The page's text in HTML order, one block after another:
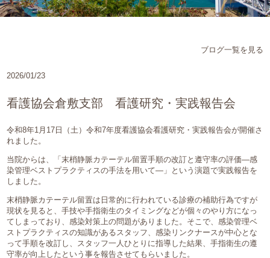
お知らせ
NEWS
採用情報
ブログ一覧を見る
2026/01/23
看護協会倉敷支部 看護研究・実践報告会
令和8年1月17日（土）令和7年度看護協会看護研究・実践報告会が開催さ
れました。
当院からは、「末梢静脈カテーテル留置手順の改訂と遵守率の評価―感
染管理ベストプラクティスの手法を用いて―」という演題で実践報告を
しました。
末梢静脈カテーテル留置は日常的に行われている診療の補助行為ですが
現状を見ると、手技や手指衛生のタイミングなどが個々のやり方になっ
てしまっており、感染対策上の問題がありました。そこで、感染管理ベ
ストプラクティスの知識があるスタッフ、感染リンクナースが中心とな
って手順を改訂し、スタッフ一人ひとりに指導した結果、手指衛生の遵
守率が向上したという事を報告させてもらいました。